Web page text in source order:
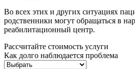
Во всех этих и других ситуациях
родственники могут обращаться в
реабилитационный центр.
Рассчитайте стоимость услуги
Как долго наблюдается проблема